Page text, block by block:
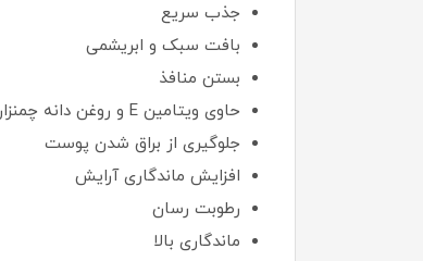
جذب سریع
بافت سبک و ابریشمی
بستن منافذ
حاوی ویتامین E و روغن دانه چمنزار
جلوگیری از براق شدن پوست
افزایش ماندگاری آرایش
رطوبت رسان
ماندگاری بالا